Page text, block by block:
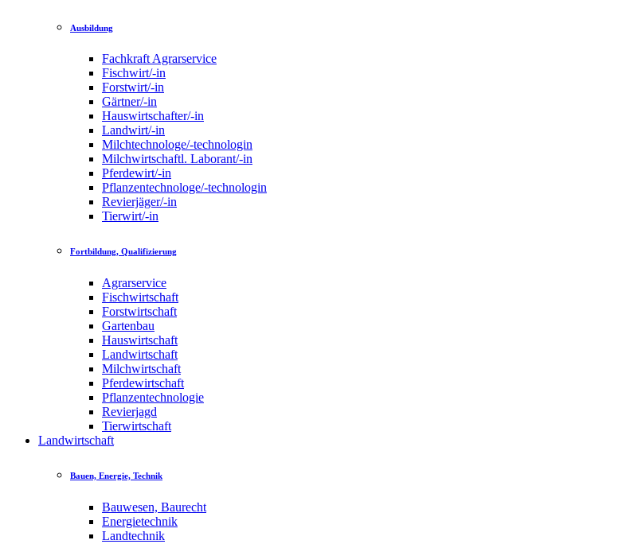
Ausbildung
Fachkraft Agrarservice
Fischwirt/-in
Forstwirt/-in
Gärtner/-in
Hauswirtschafter/-in
Landwirt/-in
Milchtechnologe/-technologin
Milchwirtschaftl. Laborant/-in
Pferdewirt/-in
Pflanzentechnologe/-technologin
Revierjäger/-in
Tierwirt/-in
Fortbildung, Qualifizierung
Agrarservice
Fischwirtschaft
Forstwirtschaft
Gartenbau
Hauswirtschaft
Landwirtschaft
Milchwirtschaft
Pferdewirtschaft
Pflanzentechnologie
Revierjagd
Tierwirtschaft
Landwirtschaft
Bauen, Energie, Technik
Bauwesen, Baurecht
Energietechnik
Landtechnik